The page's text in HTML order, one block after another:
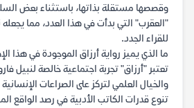
وقصصها مستقلة بذاتها، باستثناء بعض
"العقرب" التي بدأت في هذا العدد، مما
للقراء الجدد.
ما الذي يميز رواية أرزاق الموجودة في هذا
تعتبر "أرزاق" تجربة اجتماعية خالصة لنبيل
والخيال العلمي لتركز على الصراعات
تنوع قدرات الكاتب الأدبية في رصد الواقع